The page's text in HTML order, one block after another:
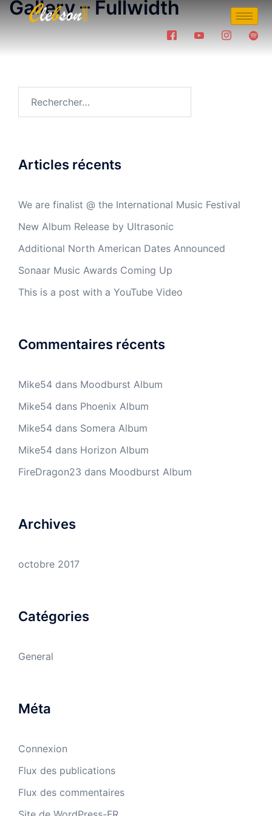
Gallery – Fullwidth
Articles récents
We are finalist @ the International Music Festival
New Album Release by Ultrasonic
Additional North American Dates Announced
Sonaar Music Awards Coming Up
This is a post with a YouTube Video
Commentaires récents
Mike54 dans Moodburst Album
Mike54 dans Phoenix Album
Mike54 dans Somera Album
Mike54 dans Horizon Album
FireDragon23 dans Moodburst Album
Archives
octobre 2017
Catégories
General
Méta
Connexion
Flux des publications
Flux des commentaires